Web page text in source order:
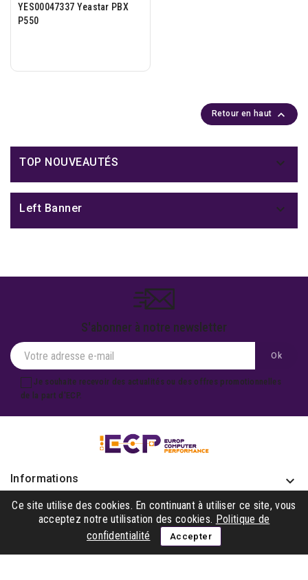
YES00047337 Yeastar PBX
P550
Retour en haut 
TOP NOUVEAUTÉS 
Left Banner 
S'abonner à notre newsletter
Je souhaite recevoir des actualités ou des offres promotionnelles
de la part d'ECP.
Informations keyboard_arrow_down
Produits 
Notre société
Ce site utilise des cookies. En continuant à utiliser ce site, vous
acceptez notre utilisation des cookies. Politique de
confidentialité
Accepter
